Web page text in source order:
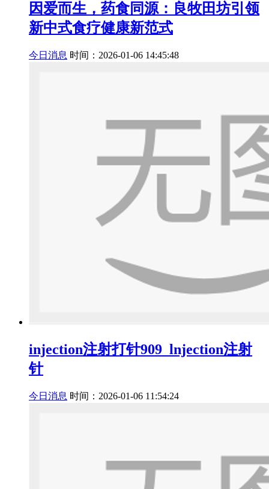
因爱而生，药食同源：良牧田坊引领
新中式食疗健康新范式
今日消息 时间：2026-01-06 14:45:48
injection注射打针909_lnjection注射
针
今日消息 时间：2026-01-06 11:54:24